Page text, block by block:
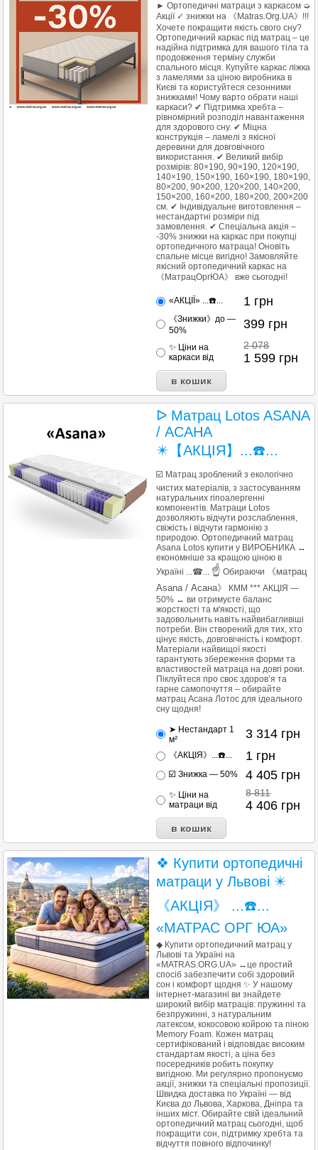
► Ортопедичні матраци з каркасом ➭
Акції ✓ знижки на 《Matras.Org.UA》!!!
Хочете покращити якість свого сну?
Ортопедичний каркас під матрац – це
надійна підтримка для вашого тіла та
продовження терміну служби
спального місця. Купуйте каркас ліжка
з ламелями за ціною виробника в
Києві та користуйтеся сезонними
знижками! Чому варто обрати наші
каркаси? ✔ Підтримка хребта –
рівномірний розподіл навантаження
для здорового сну. ✔ Міцна
конструкція – ламелі з якісної
деревини для довговічного
використання. ✔ Великий вибір
розмірів: 80×190, 90×190, 120×190,
140×190, 150×190, 160×190, 180×190,
80×200, 90×200, 120×200, 140×200,
150×200, 160×200, 180×200, 200×200
см. ✔ Індивідуальне виготовлення –
нестандартні розміри під
замовлення. ✔ Спеціальна акція –
-30% знижки на каркас при покупці
ортопедичного матраца! Оновіть
спальне місце вигідно! Замовляйте
якісний ортопедичний каркас на
《МатрацОргЮА》 вже сьогодні!
«АКЦІЇ» ...☎️... 1 грн
《Знижки》до —
50%
399 грн
✨ Ціни на
каркаси від
2 078
1 599 грн
ᐅ Матрац Lotos ASANA
/ АСАНА
✴️【АКЦІЯ】...☎️...
☑️ Матрац зроблений з екологічно
чистих матеріалів, з застосуванням
натуральних гіпоалергенні
компонентів. Матраци Lotos
дозволяють відчути розслаблення,
свіжість і відчути гармонію з
природою. Ортопедичний матрац
Asana Lotos купити у ВИРОБНИКА ↔
економніше за кращою ціною в
Україні ...☎... ☝ Обираючи 《матрац
Asana / Асана》
КММ *** АКЦІЯ —
50% ↔ ви отримуєте баланс
жорсткості та м'якості, що
задовольнить навіть найвибагливіші
потреби. Він створений для тих, хто
цінує якість, довговічність і комфорт.
Матеріали найвищої якості
гарантують збереження форми та
властивостей матраца на довгі роки.
Піклуйтеся про своє здоров’я та
гарне самопочуття – обирайте
матрац Асана Лотос для ідеального
сну щодня!
➤ Нестандарт 1
м²
3 314 грн
《АКЦІЯ》...☎️... 1 грн
☑️ Знижка — 50% 4 405 грн
✨ Ціни на
матраци від
8 811
4 406 грн
❖ Купити ортопедичні
матраци у Львові ✴️
《АКЦІЯ》 ...☎️...
«МАТРАС ОРГ ЮА»
◆ Купити ортопедичний матрац у
Львові та Україні на
«MATRAS.ORG.UA» ↔це простий
спосіб забезпечити собі здоровий
сон і комфорт щодня ✨ У нашому
інтернет-магазині ви знайдете
широкий вибір матраців: пружинні та
безпружинні, з натуральним
латексом, кокосовою койрою та піною
Memory Foam. Кожен матрац
сертифікований і відповідає високим
стандартам якості, а ціна без
посередників робить покупку
вигідною. Ми регулярно пропонуємо
акції, знижки та спеціальні пропозиції.
Швидка доставка по Україні — від
Києва до Львова, Харкова, Дніпра та
інших міст. Обирайте свій ідеальний
ортопедичний матрац сьогодні, щоб
покращити сон, підтримку хребта та
відчуття повного відпочинку!